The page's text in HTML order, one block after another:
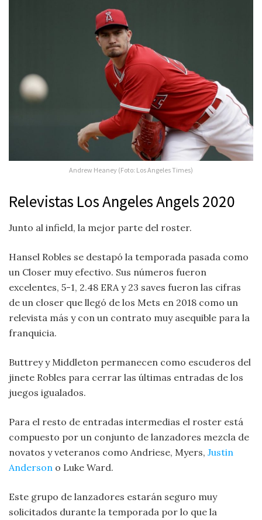
Andrew Heaney (Foto: Los Angeles Times)
Relevistas Los Angeles Angels 2020
Junto al infield, la mejor parte del roster.
Hansel Robles se destapó la temporada pasada como
un Closer muy efectivo. Sus números fueron
excelentes, 5-1, 2.48 ERA y 23 saves fueron las cifras
de un closer que llegó de los Mets en 2018 como un
relevista más y con un contrato muy asequible para la
franquicia.
Buttrey y Middleton permanecen como escuderos del
jinete Robles para cerrar las últimas entradas de los
juegos igualados.
Para el resto de entradas intermedias el roster está
compuesto por un conjunto de lanzadores mezcla de
novatos y veteranos como Andriese, Myers, Justin
Anderson o Luke Ward.
Este grupo de lanzadores estarán seguro muy
solicitados durante la temporada por lo que la